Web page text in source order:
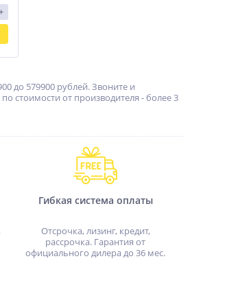
до 579900 рублей. Звоните и
стоимости от производителя - более 3
Гибкая система оплаты
Отсрочка, лизинг, кредит,
рассрочка. Гарантия от
официального дилера до 36 мес.